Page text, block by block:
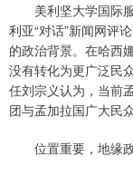
美利坚大学国际服
利亚“对话”新闻网评
的政治背景。在哈西
没有转化为更广泛民
任刘宗义认为，当前
团与孟加拉国广大民
位置重要，地缘政